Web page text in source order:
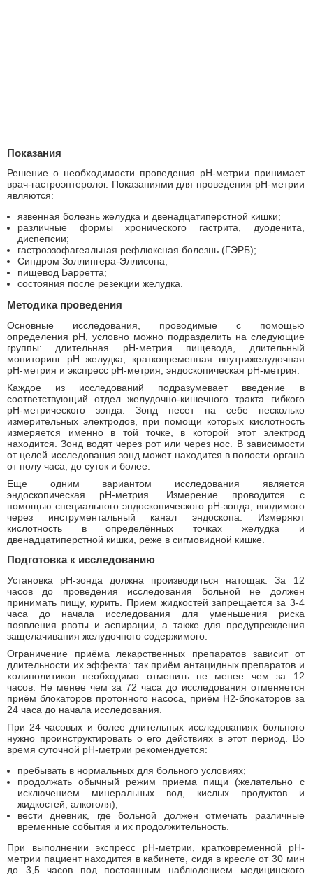
Показания
Решение о необходимости проведения рН-метрии принимает
врач-гастроэнтеролог. Показаниями для проведения рН-метрии
являются:
язвенная болезнь желудка и двенадцатиперстной кишки;
различные формы хронического гастрита, дуоденита,
диспепсии;
гастроэзофагеальная рефлюксная болезнь (ГЭРБ);
Синдром Золлингера-Эллисона;
пищевод Барретта;
состояния после резекции желудка.
Методика проведения
Основные исследования, проводимые с помощью
определения рН, условно можно подразделить на следующие
группы: длительная рН-метрия пищевода, длительный
мониторинг рН желудка, кратковременная внутрижелудочная
рН-метрия и экспресс рН-метрия, эндоскопическая рН-метрия.
Каждое из исследований подразумевает введение в
соответствующий отдел желудочно-кишечного тракта гибкого
рН-метрического зонда. Зонд несет на себе несколько
измерительных электродов, при помощи которых кислотность
измеряется именно в той точке, в которой этот электрод
находится. Зонд водят через рот или через нос. В зависимости
от целей исследования зонд может находится в полости органа
от полу часа, до суток и более.
Еще одним вариантом исследования является
эндоскопическая рН-метрия. Измерение проводится с
помощью специального эндоскопического рН-зонда, вводимого
через инструментальный канал эндоскопа. Измеряют
кислотность в определённых точках желудка и
двенадцатиперстной кишки, реже в сигмовидной кишке.
Подготовка к исследованию
Установка рН-зонда должна производиться натощак. За 12
часов до проведения исследования больной не должен
принимать пищу, курить. Прием жидкостей запрещается за 3-4
часа до начала исследования для уменьшения риска
появления рвоты и аспирации, а также для предупреждения
защелачивания желудочного содержимого.
Ограничение приёма лекарственных препаратов зависит от
длительности их эффекта: так приём антацидных препаратов и
холинолитиков необходимо отменить не менее чем за 12
часов. Не менее чем за 72 часа до исследования отменяется
приём блокаторов протонного насоса, приём Н2-блокаторов за
24 часа до начала исследования.
При 24 часовых и более длительных исследованиях больного
нужно проинструктировать о его действиях в этот период. Во
время суточной рН-метрии рекомендуется:
пребывать в нормальных для больного условиях;
продолжать обычный режим приема пищи (желательно с
исключением минеральных вод, кислых продуктов и
жидкостей, алкоголя);
вести дневник, где больной должен отмечать различные
временные события и их продолжительность.
При выполнении экспресс рН-метрии, кратковременной рН-
метрии пациент находится в кабинете, сидя в кресле от 30 мин
до 3,5 часов под постоянным наблюдением медицинского